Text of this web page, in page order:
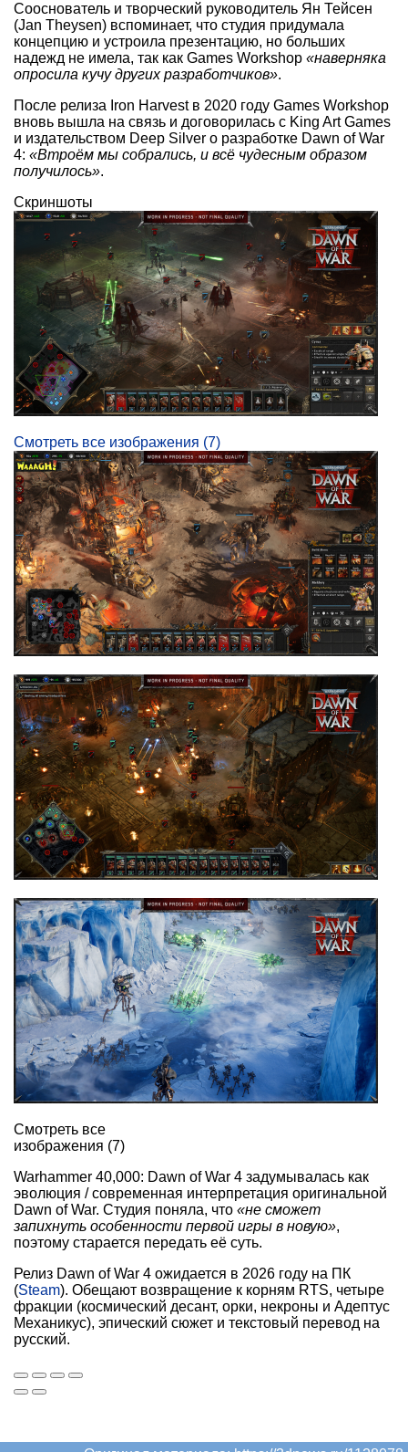
Сооснователь и творческий руководитель Ян Тейсен
(Jan Theysen) вспоминает, что студия придумала
концепцию и устроила презентацию, но больших
надежд не имела, так как Games Workshop «наверняка
опросила кучу других разработчиков».
После релиза Iron Harvest в 2020 году Games Workshop
вновь вышла на связь и договорилась с King Art Games
и издательством Deep Silver о разработке Dawn of War
4: «Втроём мы собрались, и всё чудесным образом
получилось».
Скриншоты
Смотреть все изображения (7)
Смотреть все
изображения (7)
Warhammer 40,000: Dawn of War 4 задумывалась как
эволюция / современная интерпретация оригинальной
Dawn of War. Студия поняла, что «не сможет
запихнуть особенности первой игры в новую»,
поэтому старается передать её суть.
Релиз Dawn of War 4 ожидается в 2026 году на ПК
(Steam). Обещают возвращение к корням RTS, четыре
фракции (космический десант, орки, некроны и Адептус
Механикус), эпический сюжет и текстовый перевод на
русский.